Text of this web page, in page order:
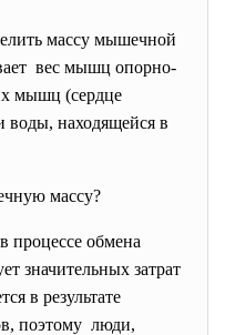
массу мышечной
вес мышц опорно-
мышц (сердце
воды, находящейся в
массу?
обмена
значительных затрат
в результате
поэтому люди,